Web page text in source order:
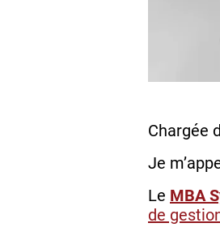
Chargée
Je
Le MBA
de